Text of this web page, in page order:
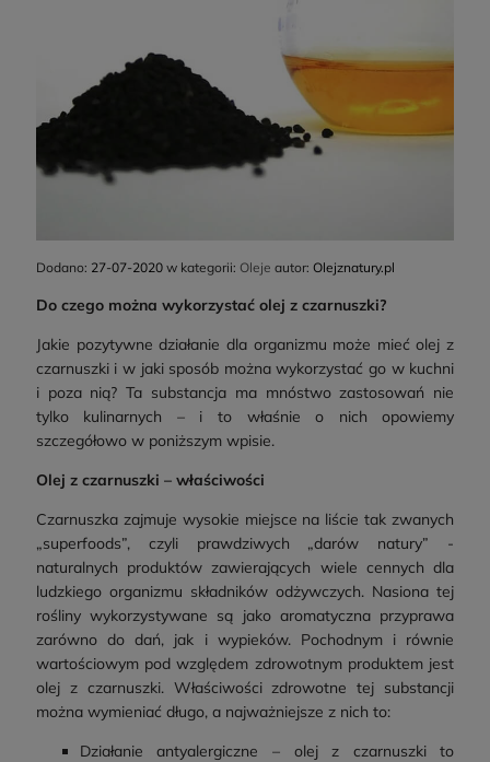
Dodano: 27-07-2020w kategorii: Oleje autor: Olejznatury.pl
Do czego można wykorzystać olej z czarnuszki?
Jakie pozytywne działanie dla organizmu może mieć olej z
czarnuszki i w jaki sposób można wykorzystać go w kuchni
i poza nią? Ta substancja ma mnóstwo zastosowań nie
tylko kulinarnych – i to właśnie o nich opowiemy
szczegółowo w poniższym wpisie.
Olej z czarnuszki – właściwości
Czarnuszka zajmuje wysokie miejsce na liście tak zwanych
„superfoods”, czyli prawdziwych „darów natury” -
naturalnych produktów zawierających wiele cennych dla
ludzkiego organizmu składników odżywczych. Nasiona tej
rośliny wykorzystywane są jako aromatyczna przyprawa
zarówno do dań, jak i wypieków. Pochodnym i równie
wartościowym pod względem zdrowotnym produktem jest
olej z czarnuszki. Właściwości zdrowotne tej substancji
można wymieniać długo, a najważniejsze z nich to:
Działanie antyalergiczne – olej z czarnuszki to